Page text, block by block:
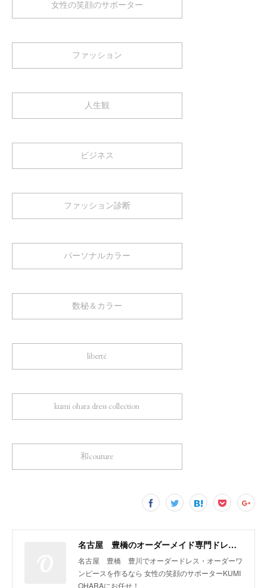
女性の笑顔のサポーター
ファッション
人生観
ビジネス
ファッション診断
パーソナルカラー
数秘＆カラー
liberté
kumi ohara dress collection
和couture
名古屋 豊橋のオーダーメイド専門ドレスデザイナー KUMI OHARA
名古屋 豊橋 豊川でオーダードレス・オーダーワ
ンピースを作るなら 女性の笑顔のサポーターKUMI
OHARAにお任せ！